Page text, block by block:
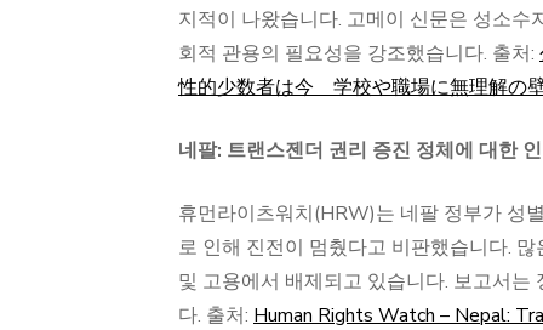
지적이 나왔습니다. 고메이 신문은 성소
회적 관용의 필요성을 강조했습니다. 출처:
性的少数者は今 学校や職場に無理解の
네팔: 트랜스젠더 권리 증진 정체에 대한
휴먼라이츠워치(HRW)는 네팔 정부가 성
로 인해 진전이 멈췄다고 비판했습니다.
및 고용에서 배제되고 있습니다. 보고서
다. 출처: Human Rights Watch – Nepal: